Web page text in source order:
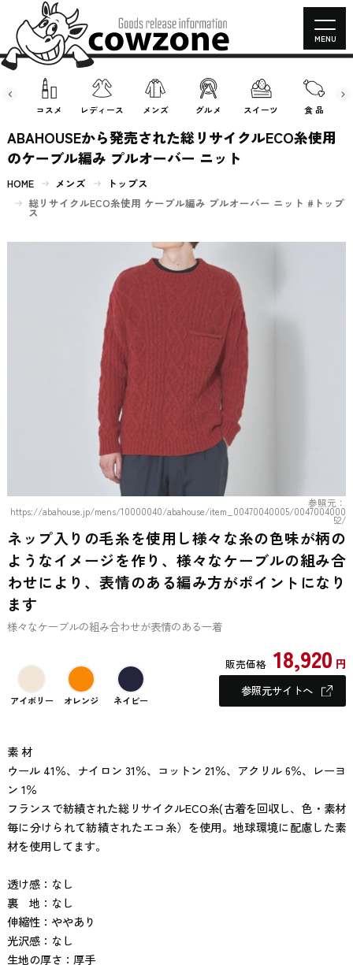
コスメ レディース メンズ グルメ スイーツ 食 品
MENU
ABAHOUSEから発売された総リサイクルECO糸使用
のケーブル編み プルオーバー ニット
HOME メンズ
トップス
総リサイクルECO糸使用 ケーブル編み プルオーバー ニット #トップ
ス
参照元：
https://abahouse.jp/mens/10000040/abahouse/item_00470040005/0047004000
52/
ネップ入りの毛糸を使用し様々な糸の色味が柄の
ようなイメージを作り、様々なケーブルの組み合
わせにより、表情のある編み方がポイントになり
ます
様々なケーブルの組み合わせが表情のある一着
アイボリー オレンジ ネイビー
販売価格 18,920 円
参照元サイトへ
素 材
ウール 41％、ナイロン 31％、コットン 21％、アクリル 6％、レーヨ
ン 1％
フランスで紡績された総リサイクルECO糸(古着を回収し、色・素材
毎に分けられて紡績されたエコ糸）を使用。地球環境に配慮した素
材を使用してます。
透け感：なし
裏 地：なし
伸縮性：ややあり
光沢感：なし
生地の厚さ：厚手